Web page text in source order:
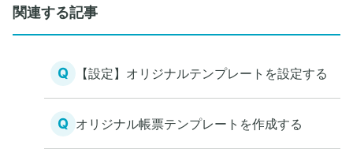
関連する記事
Q 【設定】オリジナルテンプレートを設定する
Q オリジナル帳票テンプレートを作成する